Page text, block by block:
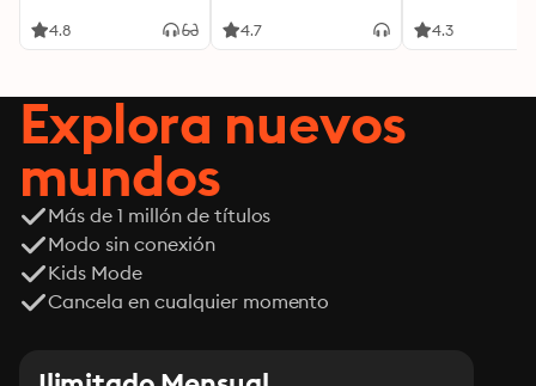
4.8
tu energía para
4.7 4.3
Explora nuevos
mundos
Más de 1 millón de títulos
Modo sin conexión
Kids Mode
Cancela en cualquier momento